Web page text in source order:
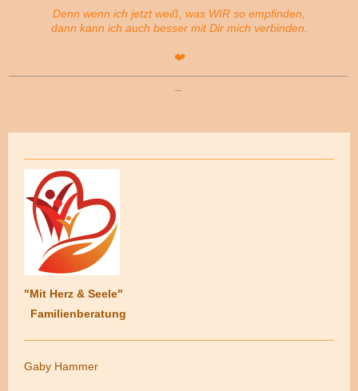
Denn wenn ich jetzt weiß, was WIR so empfinden,
dann kann ich auch besser mit Dir mich verbinden.
❤️
"Mit Herz & Seele"
Familienberatung
Gaby Hammer